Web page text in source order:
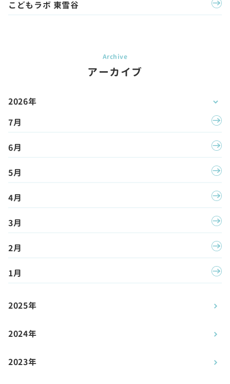
こどもラボ 東雪谷
アーカイブ
2026年
7月
6月
5月
4月
3月
2月
1月
2025年
2024年
2023年